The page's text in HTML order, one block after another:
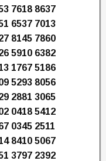
7618 8637
6537 7013
8145 7860
5910 6382
1767 5186
5293 8056
2881 3065
0418 5412
0345 2511
8410 5067
3797 2392